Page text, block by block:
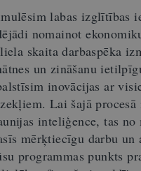
labas izglītības
nomainot
skaita darbaspēka
un zināšanu
inovācijas ar
Lai šajā procesā
inteliģence, tas no
mērķtiecīgu darbu un
programmas punkts